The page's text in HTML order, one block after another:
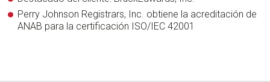
Perry Johnson Registrars, Inc. obtiene la acreditación de
ANAB para la certificación ISO/IEC 42001